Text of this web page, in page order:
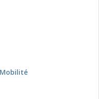
Mobilité